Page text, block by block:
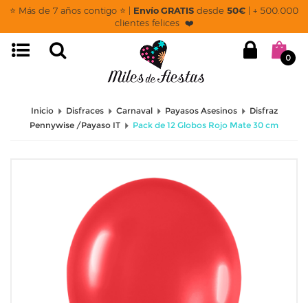
⭐ Más de 7 años contigo ⭐ | Envío GRATIS desde 50€ | + 500.000
clientes felices ❤️
0
Inicio Disfraces Carnaval Payasos Asesinos
Disfraz
Pennywise /Payaso IT
Pack de 12 Globos Rojo Mate 30 cm